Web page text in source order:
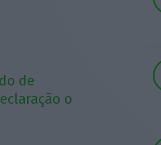
de
o